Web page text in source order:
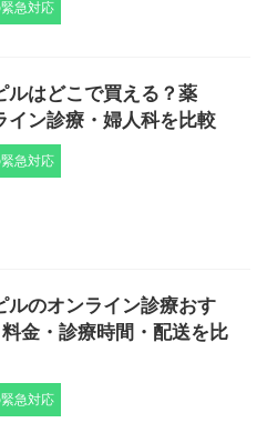
急対応
ルはどこで買える？薬
イン診療・婦人科を比較
急対応
ルのオンライン診療おす
金・診療時間・配送を比
急対応